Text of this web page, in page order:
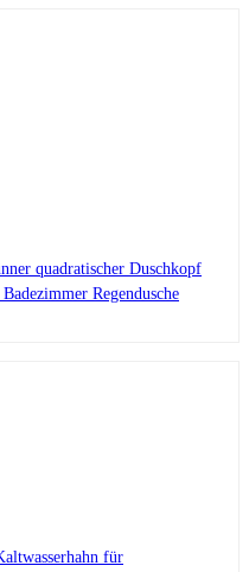
quadratischer Duschkopf
Regendusche
für